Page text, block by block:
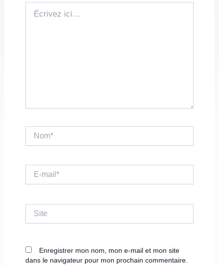
ici…
mail*
Enregistrer mon nom, mon e-mail et mon site
dans le navigateur pour mon prochain commentaire.